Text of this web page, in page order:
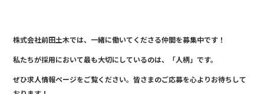
株式会社前田土木では、一緒に働いてくださる仲間を募集中です！
私たちが採用において最も大切にしているのは、「人柄」です。
ぜひ求人情報ページをご覧ください。皆さまのご応募を心よりお待ちして